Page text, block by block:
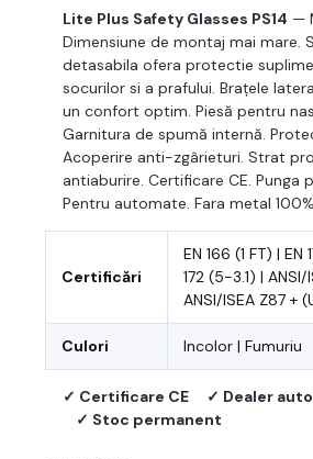
Lite Plus Safety Glasses PS14 —
Dimensiune de montaj mai mare.
detasabila ofera protectie
socurilor si a prafului. Brațele
un confort optim. Piesă pentru
Garnitura de spumă internă.
Acoperire anti-zgârieturi. Strat
antiaburire. Certificare CE. Punga
Pentru automate. Fara metal
Certificări
EN 166 (1 FT) | EN
172 (5-3.1) |
ANSI/ISEA Z87 +
Culori Incolor | Fumuriu
✓ Certificare CE
✓ Dealer
✓ Stoc permanent